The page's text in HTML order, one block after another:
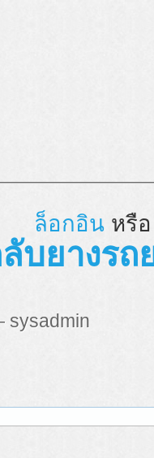
ล็อกอิน หรื
บยางร
sysadmin